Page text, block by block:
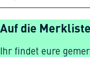
Auf die
Ihr findet eure